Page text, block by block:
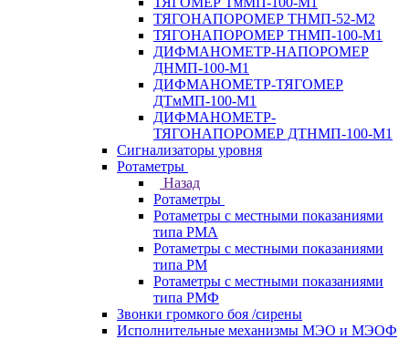
ТЯГОНАПОРОМЕР ТНМП-52-М2
ТЯГОНАПОРОМЕР ТНМП-100-М1
ДИФМАНОМЕТР-НАПОРОМЕР
ДНМП-100-М1
ДИФМАНОМЕТР-ТЯГОМЕР
ДТмМП-100-М1
ДИФМАНОМЕТР-
ТЯГОНАПОРОМЕР ДТНМП-100-М1
Сигнализаторы уровня
Ротаметры
Назад
Ротаметры
Ротаметры с местными показаниями
типа РМА
Ротаметры с местными показаниями
типа РМ
Ротаметры с местными показаниями
типа РМФ
Звонки громкого боя /сирены
Исполнительные механизмы МЭО и МЭОФ